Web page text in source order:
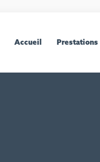
Accueil Prestations